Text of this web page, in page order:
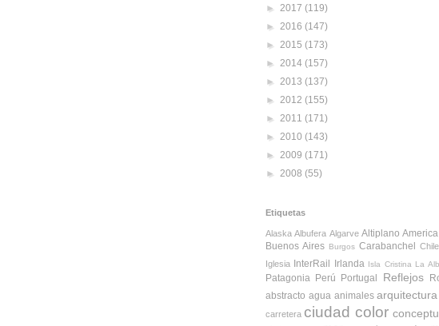
► 2017 (119)
► 2016 (147)
► 2015 (173)
► 2014 (157)
► 2013 (137)
► 2012 (155)
► 2011 (171)
► 2010 (143)
► 2009 (171)
► 2008 (55)
Etiquetas
Alaska Albufera Algarve Altiplano America
Buenos Aires Burgos Carabanchel Chile
Iglesia InterRail Irlanda Isla Cristina La
Patagonia Perú Portugal Reflejos
abstracto agua animales arquitectura
carretera ciudad color